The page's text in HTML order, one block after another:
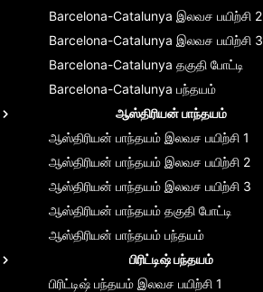
Barcelona-Catalunya இலவச பயிற்சி 2
Barcelona-Catalunya இலவச பயிற்சி 3
Barcelona-Catalunya தகுதி போட்டி
Barcelona-Catalunya பந்தயம்
ஆஸ்திரியன் பாந்தயம்
ஆஸ்திரியன் பாந்தயம் இலவச பயிற்சி 1
ஆஸ்திரியன் பாந்தயம் இலவச பயிற்சி 2
ஆஸ்திரியன் பாந்தயம் இலவச பயிற்சி 3
ஆஸ்திரியன் பாந்தயம் தகுதி போட்டி
ஆஸ்திரியன் பாந்தயம் பந்தயம்
பிரிட்டிஷ் பந்தயம்
பிரிட்டிஷ் பந்தயம் இலவச பயிற்சி 1